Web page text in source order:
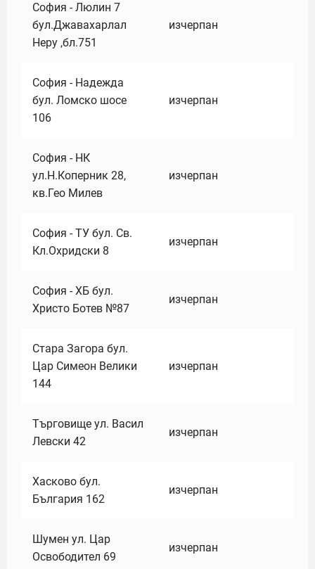
София - Люлин 7
бул.Джавахарлал
Неру ,бл.751
изчерпан
София - Надежда
бул. Ломско шосе
106
изчерпан
София - НК
ул.Н.Коперник 28,
кв.Гео Милев
изчерпан
София - ТУ бул. Св.
Кл.Охридски 8
изчерпан
София - ХБ бул.
Христо Ботев №87
изчерпан
Стара Загора бул.
Цар Симеон Велики
144
изчерпан
Търговище ул. Васил
Левски 42
изчерпан
Хасково бул.
България 162
изчерпан
Шумен ул. Цар
Освободител 69
изчерпан